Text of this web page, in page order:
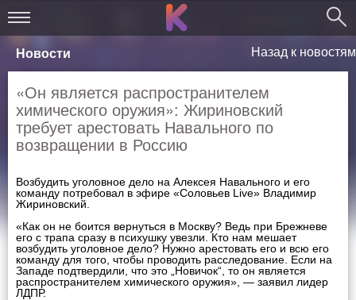
Новости Назад к новостям
«Он является распространителем
химического оружия»: Жириновский
требует арестовать Навального по
возвращении в Россию
Возбудить уголовное дело на Алексея Навального и его
команду потребовал в эфире «Соловьев Live» Владимир
Жириновский.
«Как он не боится вернуться в Москву? Ведь при Брежневе
его с трапа сразу в психушку увезли. Кто нам мешает
возбудить уголовное дело? Нужно арестовать его и всю его
команду для того, чтобы проводить расследование. Если на
Западе подтвердили, что это „Новичок“, то он является
распространителем химического оружия», — заявил лидер
ЛДПР.